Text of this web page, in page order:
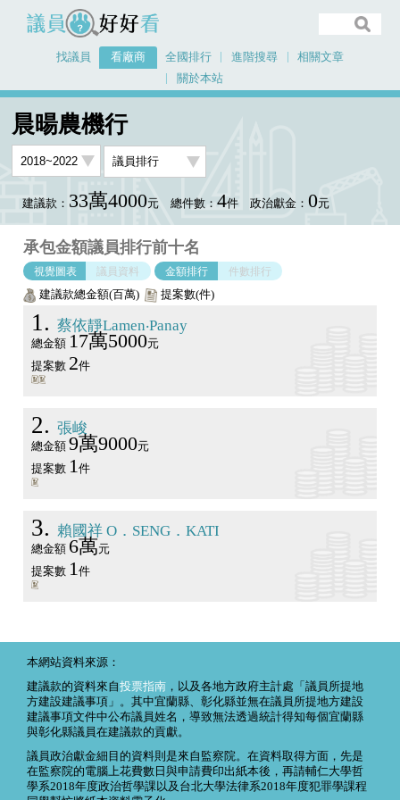
議員好好看
找議員 看廠商 全國排行 進階搜尋
相關文章
關於本站
晨暘農機行
建議款： 33萬4000元 總件數： 4件 政治獻金： 0元
承包金額議員排行前十名
視覺圖表 議員資料 金額排行 件數排行
建議款總金額(百萬) 提案數(件)
1 蔡依靜Lamen‧Panay
總金額 17萬5000元
提案數 2件
2 張峻
總金額 9萬9000元
提案數 1件
3 賴國祥 O．SENG．KATI
總金額 6萬元
提案數 1件
本網站資料來源：
建議款的資料來自投票指南 ，以及各地方政府主計處「議員所提地
方建設建議事項」。其中宜蘭縣、彰化縣並無在議員所提地方建設
建議事項文件中公布議員姓名，導致無法透過統計得知每個宜蘭縣
與彰化縣議員在建議款的貢獻。
議員政治獻金細目的資料則是來自監察院。在資料取得方面，先是
在監察院的電腦上花費數日與申請費印出紙本後，再請輔仁大學哲
學系2018年度政治哲學課以及台北大學法律系2018年度犯罪學課程